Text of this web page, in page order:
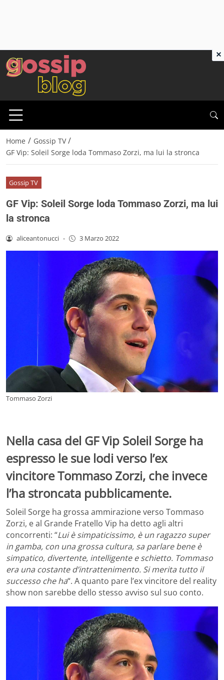
Home / Gossip TV /
GF Vip: Soleil Sorge loda Tommaso Zorzi, ma lui la stronca
Gossip TV
GF Vip: Soleil Sorge loda Tommaso Zorzi, ma lui
la stronca
aliceantonucci - 3 Marzo 2022
Tommaso Zorzi
Nella casa del GF Vip Soleil Sorge ha
espresso le sue lodi verso l’ex
vincitore Tommaso Zorzi, che invece
l’ha stroncata pubblicamente.
Soleil Sorge ha grossa ammirazione verso Tommaso
Zorzi, e al Grande Fratello Vip ha detto agli altri
concorrenti: “Lui è simpaticissimo, è un ragazzo super
in gamba, con una grossa cultura, sa parlare bene è
simpatico, divertente, intelligente e schietto. Tommaso
era una costante d’intrattenimento. Si merita tutto il
successo che ha“. A quanto pare l’ex vincitore del reality
show non sarebbe dello stesso avviso sul suo conto.
×